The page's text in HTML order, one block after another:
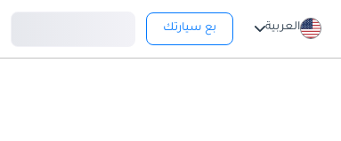
العربية بع سيارتك